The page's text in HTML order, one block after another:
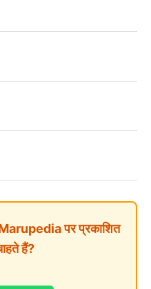
पर प्रकाशित
हैं?